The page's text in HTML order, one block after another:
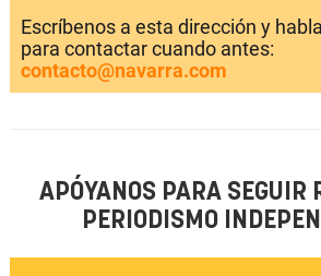
Escríbenos a esta dirección y
para contactar cuando antes:
contacto@navarra.com
APÓYANOS PARA SEGUIR
PERIODISMO